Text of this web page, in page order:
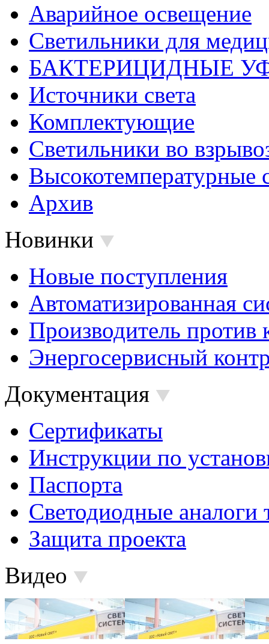
Аварийное освещение
Светильники для
БАКТЕРИЦИДНЫЕ
Источники света
Комплектующие
Светильники во
Высокотемпературные
Архив
Новинки
Новые поступления
Автоматизированная
Производитель против
Энергосервисный
Документация
Сертификаты
Инструкции по
Паспорта
Светодиодные аналоги
Защита проекта
Видео